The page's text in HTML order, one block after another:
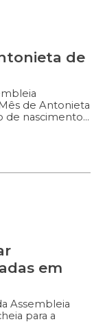
de
de Antonieta
de nascimento
negra eleita
com uma
A iniciativa é dos
[…]
em
Assembleia
para a